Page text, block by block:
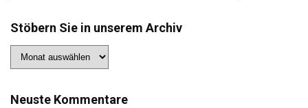
Stöbern Sie in unserem Archiv
Sie
Archiv
Neuste Kommentare